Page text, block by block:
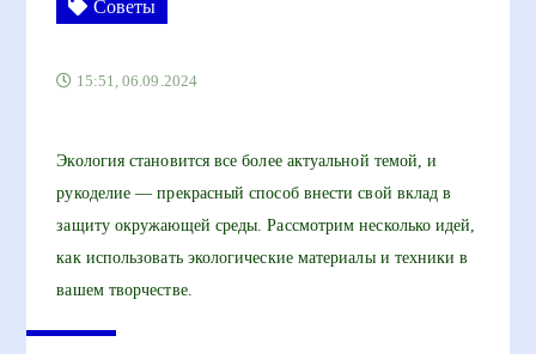
Советы
15:51, 06.09.2024
Экология становится все более актуальной темой, и
рукоделие — прекрасный способ внести свой вклад в
защиту окружающей среды. Рассмотрим несколько идей,
как использовать экологические материалы и техники в
вашем творчестве.